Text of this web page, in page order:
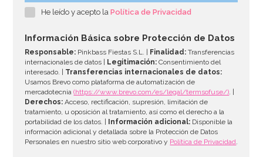
AÑADIR
He leído y acepto laPolítica de Privacidad
Información Básica sobre Protección de Datos
Responsable: Pinkbass Fiestas S.L. | Finalidad: Transferencias
internacionales de datos |
Legitimación: Consentimiento del
interesado. | Transferencias internacionales de datos:
Usamos Brevo como plataforma de automatización de
mercadotecnia(https://www.brevo.com/es/legal/termsofuse/). |
Derechos: Acceso, rectificación, supresión, limitación de
tratamiento, u oposición al tratamiento, así como el derecho a la
portabilidad de los datos. |
Información adicional: Disponible la
información adicional y detallada sobre la Protección de Datos
Personales en nuestro sitio web corporativo y Política de Privacidad.